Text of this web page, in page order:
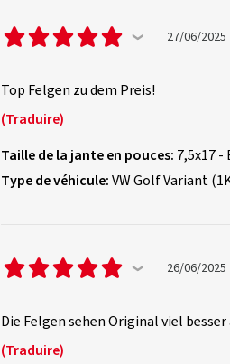
27/06/2025
Top Felgen zu dem Preis!
(Traduire)
Taille de la jante en pouces: 7,5x17 -
Type de véhicule:VW Golf Variant
26/06/2025
Die Felgen sehen Original viel
(Traduire)